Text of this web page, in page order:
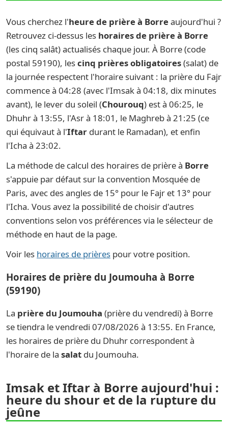
Vous cherchez l'heure de prière à Borreaujourd'hui ?
Retrouvez ci-dessus les horaires de prière à Borre
(les cinq salât) actualisés chaque jour. À Borre (code
postal 59190), lescinq prières obligatoires(salat) de
la journée respectent l'horaire suivant : la prière du Fajr
commence à 04:28 (avec l'Imsak à 04:18, dix minutes
avant), le lever du soleil (Chourouq) est à 06:25, le
Dhuhr à 13:55, l'Asr à 18:01, le Maghreb à 21:25 (ce
qui équivaut à l'Iftar durant le Ramadan), et enfin
l'Icha à 23:02.
La méthode de calcul des horaires de prière à Borre
s'appuie par défaut sur la convention Mosquée de
Paris, avec des angles de 15° pour le Fajr et 13° pour
l'Icha. Vous avez la possibilité de choisir d'autres
conventions selon vos préférences via le sélecteur de
méthode en haut de la page.
Voir les horaires de prières pour votre position.
Horaires de prière du Joumouha à Borre
(59190)
La prière du Joumouha (prière du vendredi) à Borre
se tiendra le vendredi 07/08/2026 à 13:55. En France,
les horaires de prière du Dhuhr correspondent à
l'horaire de la salat du Joumouha.
Imsak et Iftar à Borre aujourd'hui :
heure du shour et de la rupture du
jeûne